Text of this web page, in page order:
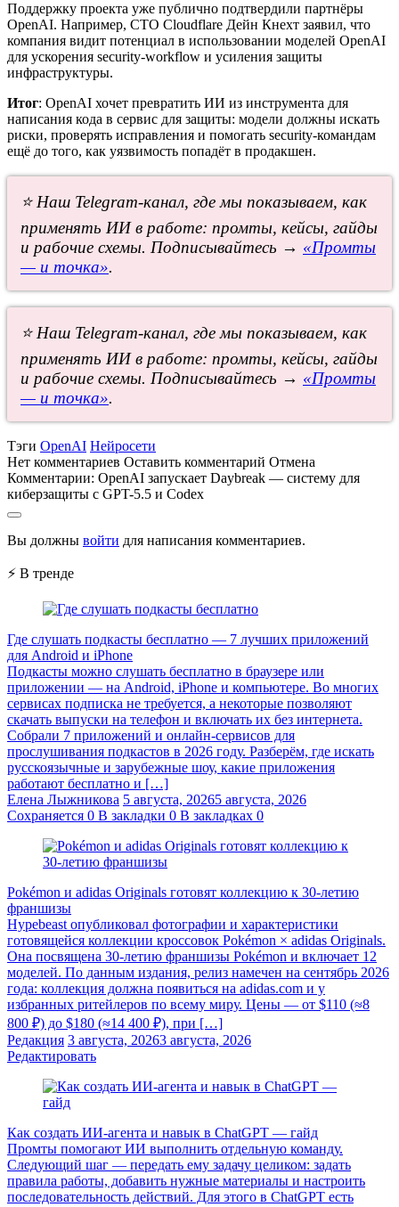
Поддержку проекта уже публично подтвердили партнёры
OpenAI. Например, CTO Cloudflare Дейн Кнехт заявил, что
компания видит потенциал в использовании моделей OpenAI
для ускорения security-workflow и усиления защиты
инфраструктуры.
Итог: OpenAI хочет превратить ИИ из инструмента для
написания кода в сервис для защиты: модели должны искать
риски, проверять исправления и помогать security-командам
ещё до того, как уязвимость попадёт в продакшен.
⭐ Наш Telegram-канал, где мы показываем, как
применять ИИ в работе: промты, кейсы, гайды
и рабочие схемы. Подписывайтесь → «Промты
— и точка».
⭐ Наш Telegram-канал, где мы показываем, как
применять ИИ в работе: промты, кейсы, гайды
и рабочие схемы. Подписывайтесь → «Промты
— и точка».
Тэги OpenAI Нейросети
Нет комментариев Оставить комментарий Отмена
Комментарии: OpenAI запускает Daybreak — систему для
киберзащиты с GPT-5.5 и Codex
Вы должны войти для написания комментариев.
⚡ В тренде
Где слушать подкасты бесплатно — 7 лучших приложений
для Android и iPhone
Подкасты можно слушать бесплатно в браузере или
приложении — на Android, iPhone и компьютере. Во многих
сервисах подписка не требуется, а некоторые позволяют
скачать выпуски на телефон и включать их без интернета.
Собрали 7 приложений и онлайн-сервисов для
прослушивания подкастов в 2026 году. Разберём, где искать
русскоязычные и зарубежные шоу, какие приложения
работают бесплатно и […]
Елена Лыжникова 5 августа, 20265 августа, 2026
Сохраняется 0 В закладки 0 В закладках 0
Pokémon и adidas Originals готовят коллекцию к 30-летию
франшизы
Hypebeast опубликовал фотографии и характеристики
готовящейся коллекции кроссовок Pokémon × adidas Originals.
Она посвящена 30-летию франшизы Pokémon и включает 12
моделей. По данным издания, релиз намечен на сентябрь 2026
года: коллекция должна появиться на adidas.com и у
избранных ритейлеров по всему миру. Цены — от $110 (≈8
800 ₽) до $180 (≈14 400 ₽), при […]
Редакция 3 августа, 20263 августа, 2026
Редактировать
Как создать ИИ-агента и навык в ChatGPT — гайд
Промты помогают ИИ выполнить отдельную команду.
Следующий шаг — передать ему задачу целиком: задать
правила работы, добавить нужные материалы и настроить
последовательность действий. Для этого в ChatGPT есть